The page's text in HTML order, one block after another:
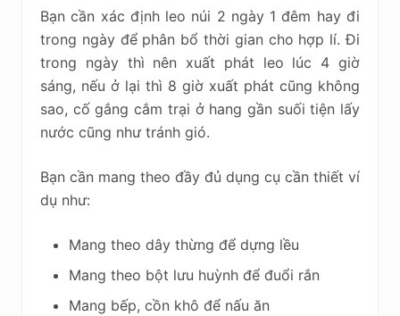
Bạn cần xác định leo núi 2 ngày 1 đêm hay đi
trong ngày để phân bổ thời gian cho hợp lí. Đi
trong ngày thì nên xuất phát leo lúc 4 giờ
sáng, nếu ở lại thì 8 giờ xuất phát cũng không
sao, cố gắng cắm trại ở hang gần suối tiện lấy
nước cũng như tránh gió.
Bạn cần mang theo đầy đủ dụng cụ cần thiết ví
dụ như:
Mang theo dây thừng để dựng lều
Mang theo bột lưu huỳnh để đuổi rắn
Mang bếp, cồn khô để nấu ăn